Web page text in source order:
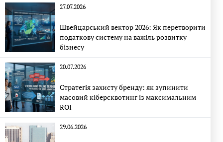
27.07.2026
Швейцарський вектор 2026: Як перетворити
податкову систему на важіль розвитку
бізнесу
20.07.2026
Стратегія захисту бренду: як зупинити
масовий кіберсквотинг із максимальним
ROI
29.06.2026